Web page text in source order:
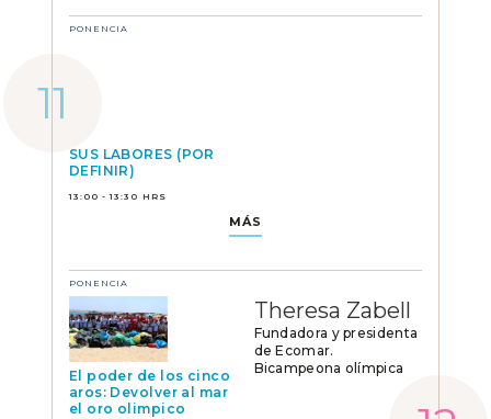
PONENCIA
SUS LABORES (POR
DEFINIR)
13:00 - 13:30 HRS
MÁS
PONENCIA
El poder de los cinco
aros: Devolver al mar
el oro olimpico
Theresa Zabell
Fundadora y presidenta
de Ecomar.
Bicampeona olímpica